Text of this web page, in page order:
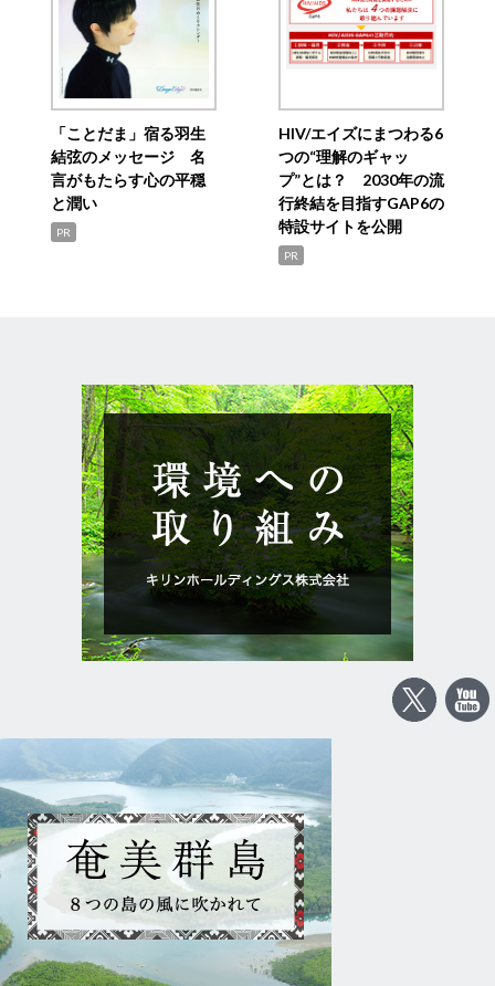
「ことだま」宿る羽生
結弦のメッセージ 名
言がもたらす心の平穏
と潤い
PR
HIV/エイズにまつわる6
つの“理解のギャッ
プ”とは？ 2030年の流
行終結を目指すGAP6の
特設サイトを公開
PR